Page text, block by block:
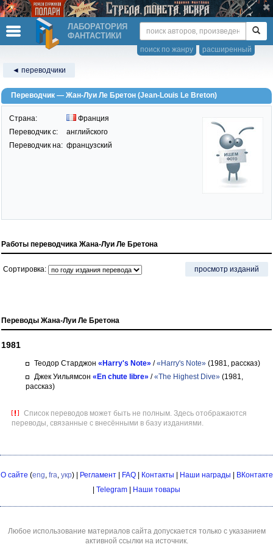
ЛАБОРАТОРИЯ
ФАНТАСТИКИ
расширенный
поиск по жанру
◄ переводчики
Переводчик — Жан-Луи Ле Бретон (Jean-Louis Le Breton)
Страна:
Франция
Переводчик c:
английского
Переводчик на: французский
Работы переводчика Жана-Луи Ле Бретона
Сортировка: просмотр изданий
Переводы Жана-Луи Ле Бретона
1981
Теодор Старджон «Harry's Note» /«Harry's Note» (1981, рассказ)
Джек Уильямсон «En chute libre» /«The Highest Dive» (1981,
рассказ)
Список переводов может быть не полным. Здесь отображаются
переводы, связанные с внесёнными в базу изданиями.
О сайте (eng, fra, укр) | Регламент| FAQ| Контакты Наши награды
ВКонтакте
Telegram Наши товары
Любое использование материалов сайта допускается только с указанием
активной ссылки на источник.